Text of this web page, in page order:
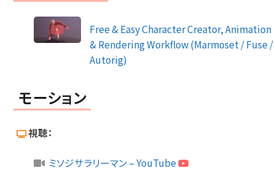
Free & Easy Character Creator, Animation
& Rendering Workflow (Marmoset / Fuse /
Autorig)
モーション
視聴：
ミソジサラリーマン – YouTube